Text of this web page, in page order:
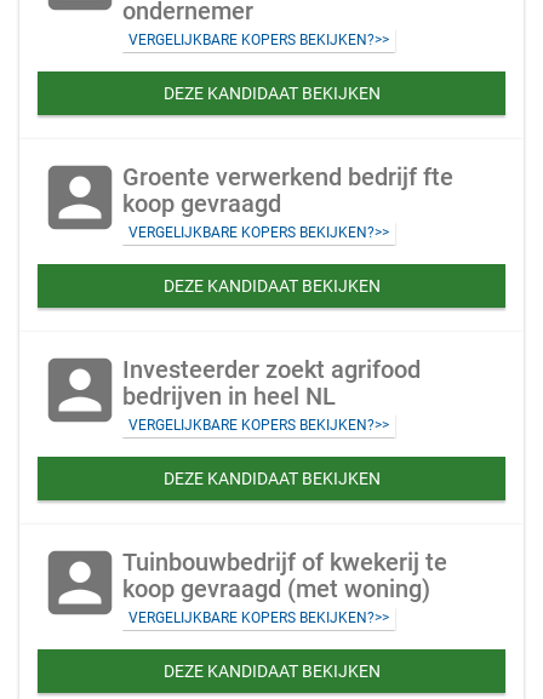
ondernemer
VERGELIJKBARE KOPERS BEKIJKEN?>>
DEZE KANDIDAAT BEKIJKEN
account_box Groente verwerkend bedrijf fte
koop gevraagd
VERGELIJKBARE KOPERS BEKIJKEN?>>
DEZE KANDIDAAT BEKIJKEN
account_box Investeerder zoekt agrifood
bedrijven in heel NL
VERGELIJKBARE KOPERS BEKIJKEN?>>
DEZE KANDIDAAT BEKIJKEN
account_box Tuinbouwbedrijf of kwekerij te
koop gevraagd (met woning)
VERGELIJKBARE KOPERS BEKIJKEN?>>
DEZE KANDIDAAT BEKIJKEN